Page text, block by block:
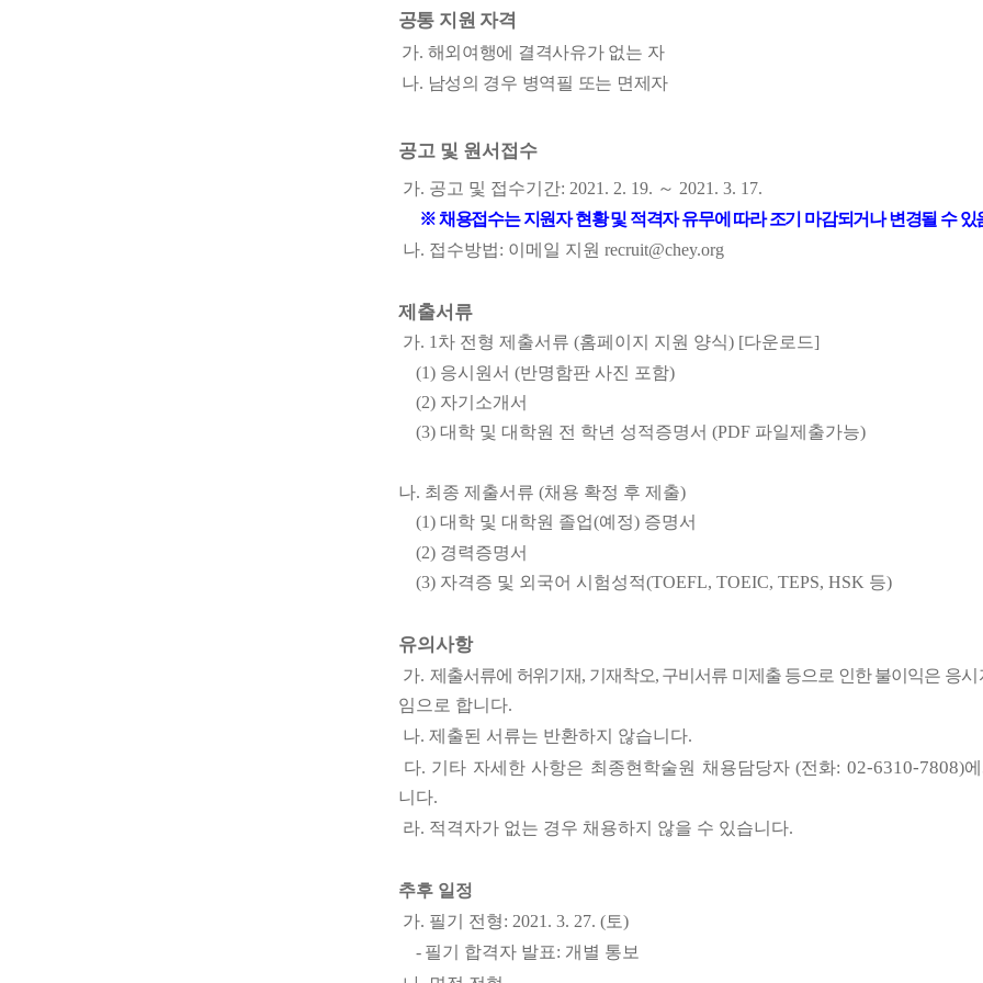
공통 지원 자격
가. 해외여행에 결격사유가 없는 자
나. 남성의 경우 병역필 또는 면제자
공고 및 원서접수
가. 공고 및 접수기간: 2021. 2. 19. ～ 2021. 3. 17.
※채용접수는 지원자 현황 및 적격자 유무에 따라 조기 마감되거나 변경될 수 있
나. 접수방법: 이메일 지원 recruit@chey.org
제출서류
가. 1 차 전형 제출서류 (홈페이지 지원 양식) [다운로드]
(1) 응시원서 (반명함판 사진 포함)
(2) 자기소개서
(3) 대학 및 대학원 전 학년 성적증명서 (PDF 파일제출가능)
나. 최종 제출서류 (채용 확정 후 제출)
(1) 대학 및 대학원 졸업(예정) 증명서
(2) 경력증명서
(3) 자격증 및 외국어 시험성적(TOEFL, TOEIC, TEPS, HSK 등)
유의사항
가.제출서류에 허위기재, 기재착오, 구비서류 미제출 등으로 인한 불이익은 응시
임으로 합니다.
나. 제출된 서류는 반환하지 않습니다.
다. 기타 자세한 사항은 최종현학술원 채용담당자(전화: 02-6310-7808)
니다.
라. 적격자가 없는 경우 채용하지 않을 수 있습니다.
추후 일정
가. 필기 전형: 2021. 3. 27. (토)
- 필기 합격자 발표: 개별 통보